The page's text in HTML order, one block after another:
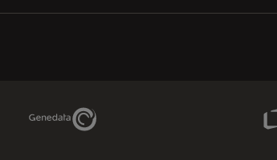
Genedata Link